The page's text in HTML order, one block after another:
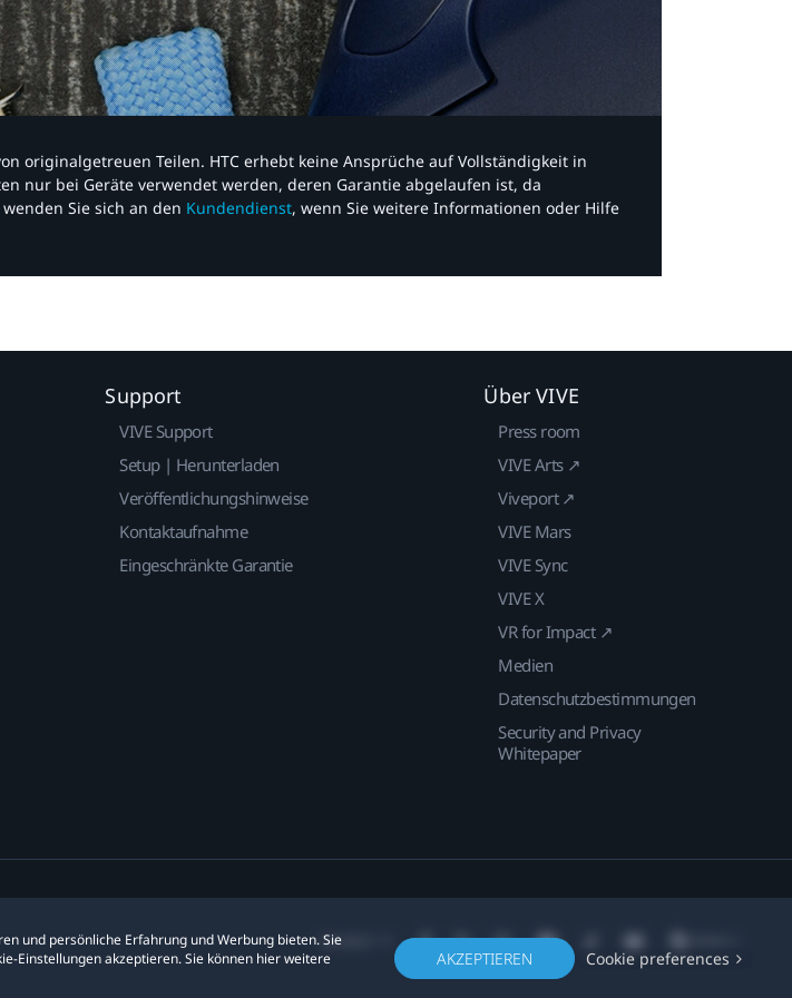
originalgetreuen Teilen. HTC erhebt keine Ansprüche auf Vollständigkeit in
nur bei Geräte verwendet werden, deren Garantie abgelaufen ist, da
Sie sich an den Kundendienst, wenn Sie weitere Informationen oder Hilfe
und persönliche Erfahrung und Werbung bieten. Sie
Einstellungen akzeptieren. Sie können hier weitere
AKZEPTIEREN Cookie preferences
Support
VIVE Support
Setup | Herunterladen
Veröffentlichungshinweise
Kontaktaufnahme
Eingeschränkte Garantie
Über VIVE
Press room
VIVE Arts ↗
Viveport ↗
VIVE Mars
VIVE Sync
VIVE X
VR for Impact ↗
Medien
Datenschutzbestimmungen
Security and Privacy
Whitepaper
Standort